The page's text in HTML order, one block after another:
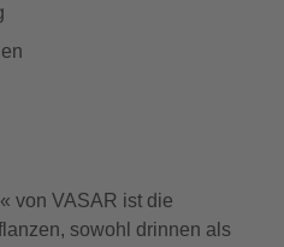
von VASAR ist die
sowohl drinnen als